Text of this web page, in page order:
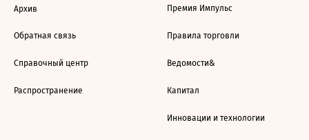
Архив
Обратная связь
Справочный центр
Распространение
Премия Импульс
Правила торговли
Ведомости&
Капитал
Инновации и технологии